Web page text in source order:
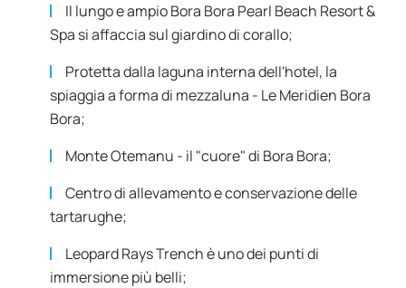
Il lungo e ampio Bora Bora Pearl Beach Resort &
Spa si affaccia sul giardino di corallo;
Protetta dalla laguna interna dell'hotel, la
spiaggia a forma di mezzaluna - Le Meridien Bora
Bora;
Monte Otemanu - il "cuore" di Bora Bora;
Centro di allevamento e conservazione delle
tartarughe;
Leopard Rays Trench è uno dei punti di
immersione più belli;